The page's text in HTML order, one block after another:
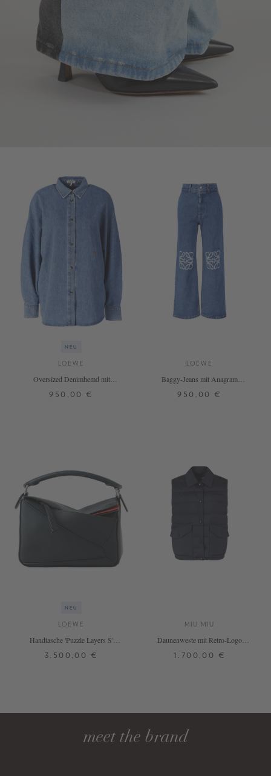
NEU
LOEWE
Oversized Denimhemd mit
950,00 €
LOEWE
Baggy-Jeans mit Anagram
950,00 €
NEU
LOEWE
Handtasche 'Puzzle Layers S'
3.500,00 €
DETAILS
MIU MIU
Daunenweste mit Retro-Logo
1.700,00 €
DETAILS
meet the brand